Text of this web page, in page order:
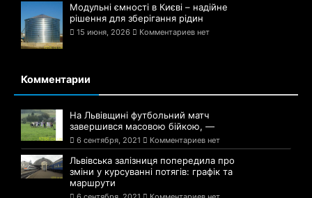
Модульні ємності в Києві – надійне
рішення для зберігання рідин
15 июня, 2026 Комментариев нет
Комментарии
На Львівщині футбольний матч
завершився масовою бійкою, —
6 сентября, 2021 Комментариев нет
Львівська залізниця попередила про
зміни у курсуванні потягів: графік та
маршрути